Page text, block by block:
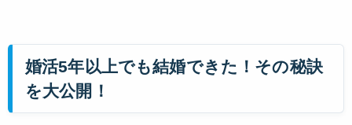
婚活5年以上でも結婚できた！その秘訣
を大公開！